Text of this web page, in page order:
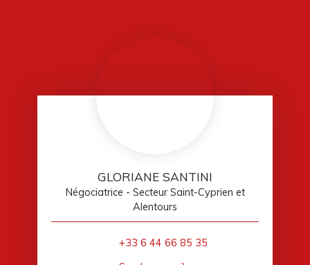
GLORIANE SANTINI
Négociatrice - Secteur Saint-Cyprien et
Alentours
+33 6 44 66 85 35